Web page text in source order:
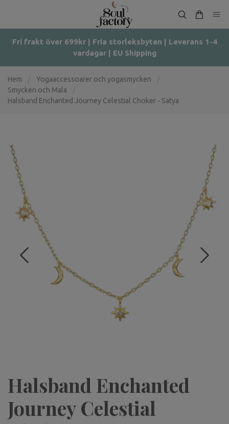
Fri frakt över 699kr | Fria storleksbyten | Leverans 1-4
vardagar | EU Shipping
Hem Yogaaccessoarer och yogasmycken
Smycken och Mala
Halsband Enchanted Journey Celestial Choker - Satya
Halsband Enchanted
Journey Celestial